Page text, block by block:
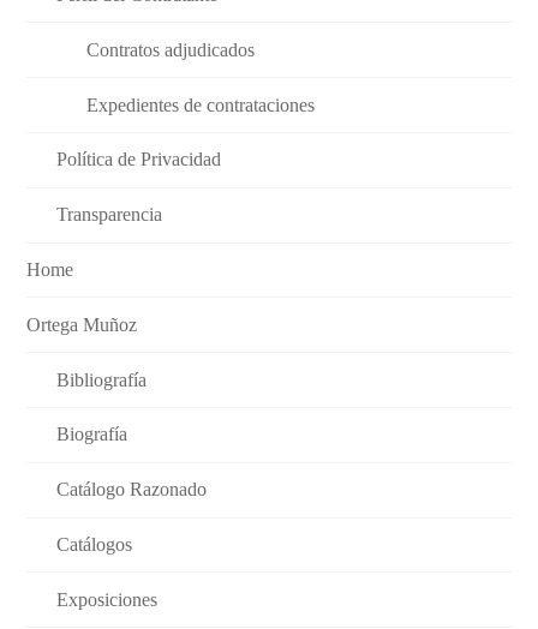
Contratos adjudicados
Expedientes de contrataciones
Política de Privacidad
Transparencia
Home
Ortega Muñoz
Bibliografía
Biografía
Catálogo Razonado
Catálogos
Exposiciones